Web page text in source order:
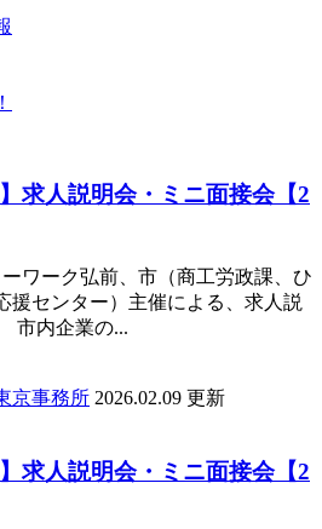
求人説明会・ミニ面接会【2
ワーク弘前、市（商工労政課、ひ
援センター）主催による、求人説
市内企業の...
京事務所 2026.02.09 更新
求人説明会・ミニ面接会【2